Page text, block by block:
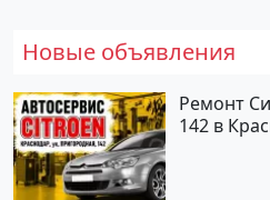
Новые объявления
Ремонт
142 в